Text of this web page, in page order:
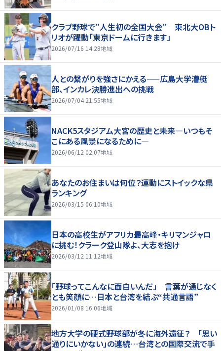
クラブ野球で”人生初の全国大会” 東北大OBト
リオが躍動「東京ドームに行きます」
2026/07/16 14:28地域
人との繋がりを強さにかえる——広島大学漕艇
部、インカレ決勝進出への挑戦
2026/07/04 21:55地域
NACK5スタジアム大宮の歴史と未来―いつもそ
こにある風景になるために―
2026/06/12 02:07地域
あなたのお住まいは何位？運動にストイックな県
ランキング
2026/03/15 06:10地域
日本の高校生がアフリカ最高峰・キリマンジャロ
に挑む！クラーク登山隊よ、大志を抱け
2026/03/12 11:12地域
「野球ってこんなに面白いんだ」 言葉が通じなく
とも笑顔に…日本と台湾を結ぶ“共通言語”
2026/01/08 16:06地域
地方大学の硬式野球部が冬に海外遠征？ 「思い
通りにいかない」の連続…台湾との国際交流で手